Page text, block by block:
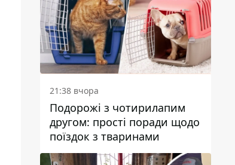
21:38 вчора
Подорожі з чотирилапим
другом: прості поради щодо
поїздок з тваринами